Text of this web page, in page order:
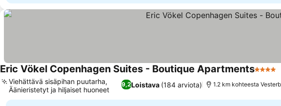
Eric Vökel Copenhagen Suites - Boutique Apartments4
9,2Loistava (184 arviota)
Viehättävä sisäpihan puutarha,
Äänieristetyt ja hiljaiset huoneet
1.2 km kohteesta